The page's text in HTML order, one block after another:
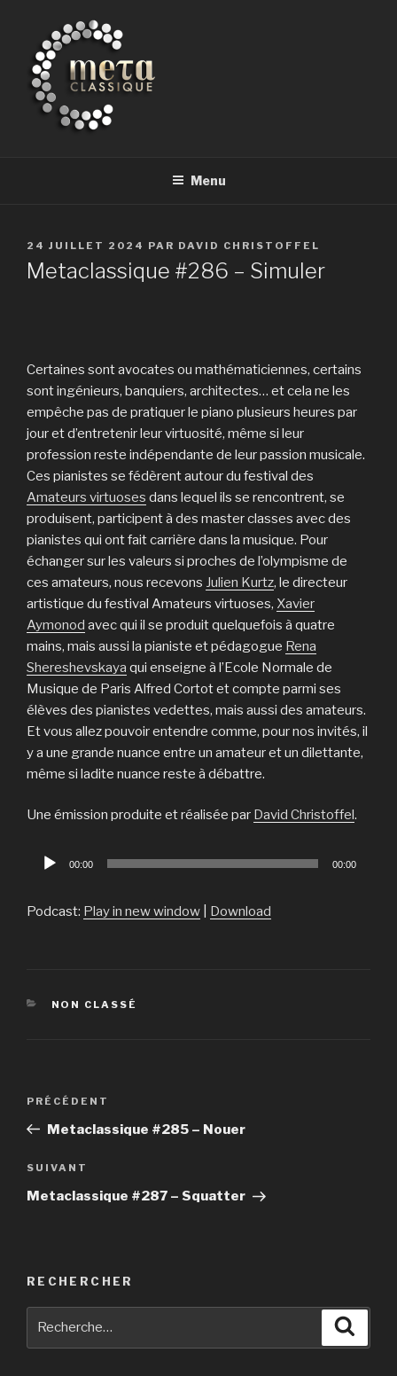
contenu
principal
Menu
PUBLIÉ
LE
24 JUILLET 2024 PAR DAVID CHRISTOFFEL
Metaclassique #286 – Simuler
Certaines sont avocates ou mathématiciennes, certains
sont ingénieurs, banquiers, architectes… et cela ne les
empêche pas de pratiquer le piano plusieurs heures par
jour et d’entretenir leur virtuosité, même si leur
profession reste indépendante de leur passion musicale.
Ces pianistes se fédèrent autour du festival des
Amateurs virtuoses dans lequel ils se rencontrent, se
produisent, participent à des master classes avec des
pianistes qui ont fait carrière dans la musique. Pour
échanger sur les valeurs si proches de l’olympisme de
ces amateurs, nous recevons Julien Kurtz, le directeur
artistique du festival Amateurs virtuoses, Xavier
Aymonod avec qui il se produit quelquefois à quatre
mains, mais aussi la pianiste et pédagogue Rena
Shereshevskaya qui enseigne à l’Ecole Normale de
Musique de Paris Alfred Cortot et compte parmi ses
élèves des pianistes vedettes, mais aussi des amateurs.
Et vous allez pouvoir entendre comme, pour nos invités, il
y a une grande nuance entre un amateur et un dilettante,
même si ladite nuance reste à débattre.
Une émission produite et réalisée par David Christoffel.
Lecteur
00:00 00:00
Podcast: Play in new window Download
CATÉGORIES
NON CLASSÉ
Navigation
Article
précédent
PRÉCÉDENT
Metaclassique #285 – Nouer
Article
suivant
SUIVANT
Metaclassique #287 – Squatter
RECHERCHER